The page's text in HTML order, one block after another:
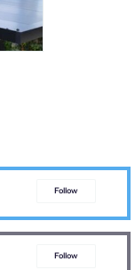
Follow
Follow